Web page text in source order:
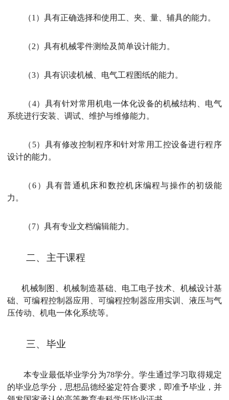
（1）具有正确选择和使用工、夹、量、辅具的能力。
（2）具有机械零件测绘及简单设计能力。
（3）具有识读机械、电气工程图纸的能力。
（4）具有针对常用机电一体化设备的机械结构、电气
系统进行安装、调试、维护与维修能力。
（5）具有修改控制程序和针对常用工控设备进行程序
设计的能力。
（6）具有普通机床和数控机床编程与操作的初级能
力。
（7）具有专业文档编辑能力。
二、 主干课程
机械制图、机械制造基础、电工电子技术、机械设计基
础、可编程控制器应用、可编程控制器应用实训、液压与气
压传动、机电一体化系统等。
三、 毕业
本专业最低毕业学分为78学分。学生通过学习取得规定
的毕业总学分，思想品德经鉴定符合要求，即准予毕业，并